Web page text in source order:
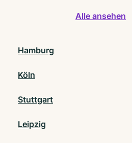
Alle ansehen
Hamburg
Köln
Stuttgart
Leipzig